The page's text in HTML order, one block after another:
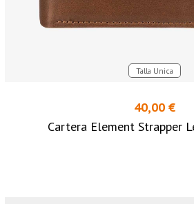
Talla Unica
40,00 €
Cartera Element Strapper